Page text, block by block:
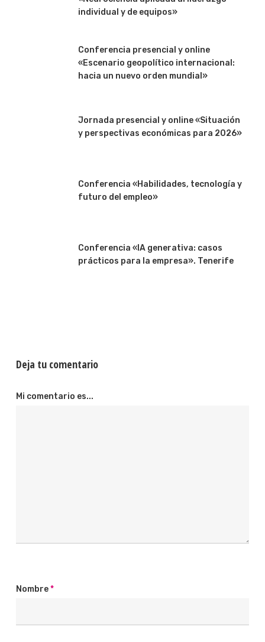
individual y de equipos»
Conferencia presencial y online
«Escenario geopolítico internacional:
hacia un nuevo orden mundial»
Jornada presencial y online «Situación
y perspectivas económicas para 2026»
Conferencia «Habilidades, tecnología y
futuro del empleo»
Conferencia «IA generativa: casos
prácticos para la empresa». Tenerife
Deja tu comentario
Mi comentario es...
Nombre*